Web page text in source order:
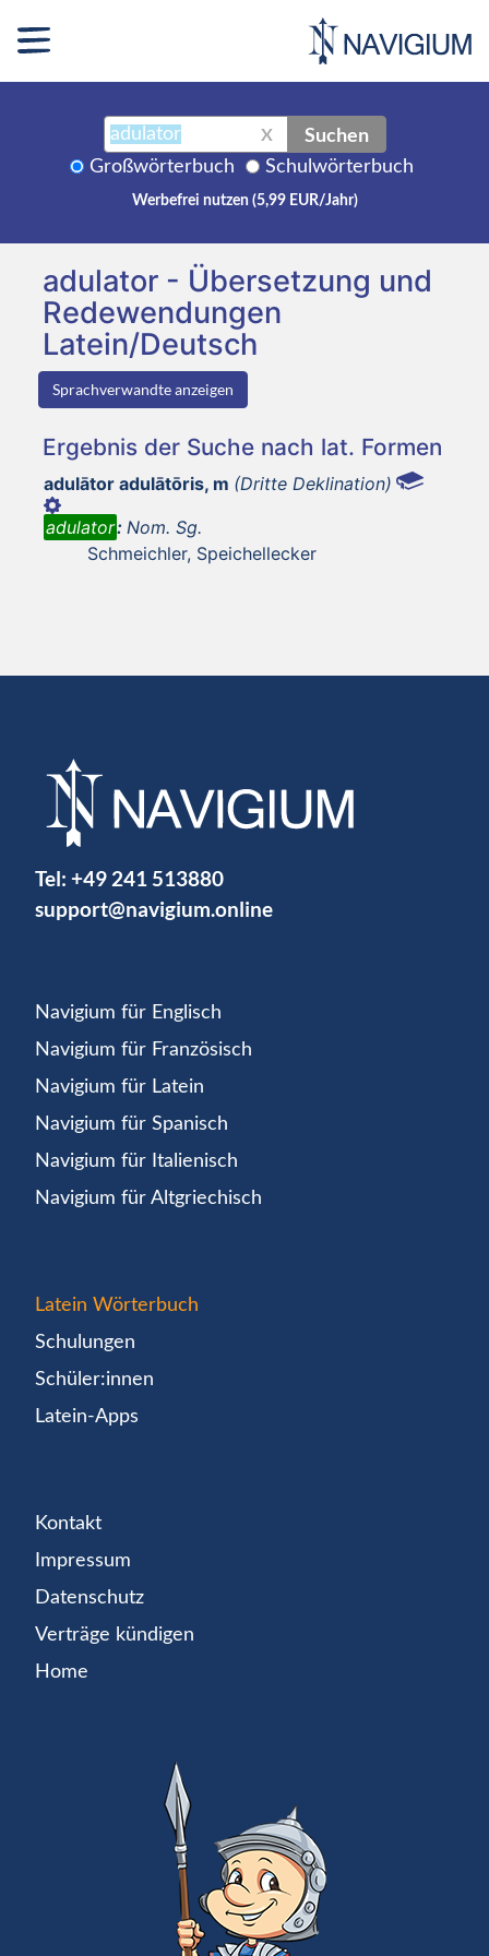
X Suchen
Großwörterbuch Schulwörterbuch
Werbefrei nutzen (5,99 EUR/Jahr)
adulator - Übersetzung und
Redewendungen
Latein/Deutsch
Sprachverwandte anzeigen
Ergebnis der Suche nach lat. Formen
adulātor adulātōris, m (Dritte Deklination)
adulator: Nom. Sg.
Schmeichler, Speichellecker
Tel: +49 241 513880
support@navigium.online
Navigium für Englisch
Navigium für Französisch
Navigium für Latein
Navigium für Spanisch
Navigium für Italienisch
Navigium für Altgriechisch
Latein Wörterbuch
Schulungen
Schüler:innen
Latein-Apps
Kontakt
Impressum
Datenschutz
Verträge kündigen
Home